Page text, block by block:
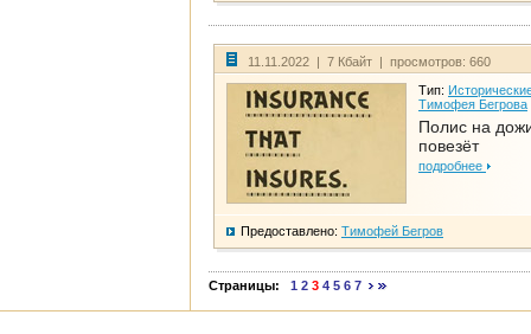
11.11.2022 | 7 Кбайт | просмотров: 660
Тип:
Тимофея Бегрова
Полис на
повезёт
подробнее
Предоставлено: Тимофей Бегров
Страницы: 1 2 3 4 5 6 7